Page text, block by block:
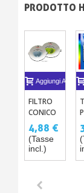
PRODOTTO
Aggiungi Al
FILTRO
CONICO
PER
VERNICI
X10
4,88 €
(Tasse
incl.)